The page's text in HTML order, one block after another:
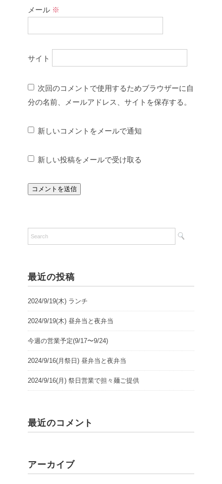
メール ※
サイト
次回のコメントで使用するためブラウザーに自
分の名前、メールアドレス、サイトを保存する。
新しいコメントをメールで通知
新しい投稿をメールで受け取る
最近の投稿
2024/9/19(木) ランチ
2024/9/19(木) 昼弁当と夜弁当
今週の営業予定(9/17〜9/24)
2024/9/16(月祭日) 昼弁当と夜弁当
2024/9/16(月) 祭日営業で担々麺ご提供
最近のコメント
アーカイブ